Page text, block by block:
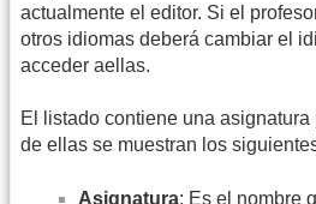
actualmente el editor. Si el
otros idiomas deberá cambiar el
acceder aellas.
El listado contiene una
de ellas se muestran los
Asignatura: Es el nombre